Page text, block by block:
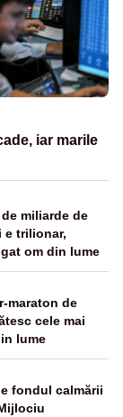
iar marile
miliarde de
e trilionar,
om din lume
maraton de
cele mai
lume
fondul calmării